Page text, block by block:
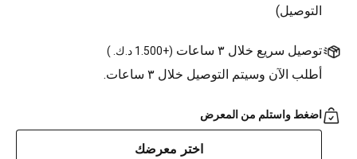
التوصيل)
توصيل سريع خلال ٣ ساعات (+1.500 د.ك. )
أطلب الآن وسيتم التوصيل خلال ٣ ساعات.
اضغط واستلم من المعرض
اختر معرضك